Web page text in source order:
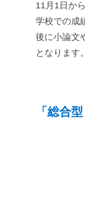
11月1日か
学校での成
後に小論文
となります。
「総合